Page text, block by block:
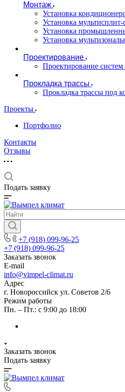
Монтаж
Установка
Установка мультисплит-
Установка
Установка
Проектирование
Проектирование
Прокладка трассы
Прокладка трассы под
Проекты
Портфолио
Контакты
Отзывы
Подать заявку
+7 (918) 099-96-25
+7 (918) 099-96-25
Заказать звонок
E-mail
info@vimpel-climat.ru
Адрес
г. Новороссийск ул. Советов 2/6
Режим работы
Пн. – Пт.: с 9:00 до 18:00
Заказать звонок
Подать заявку